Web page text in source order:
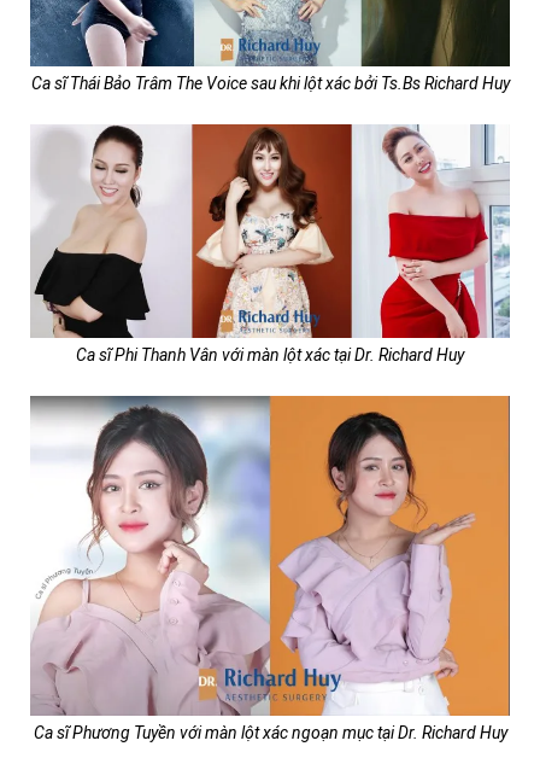
Ca sĩ Thái Bảo Trâm The Voice sau khi lột xác bởi Ts.Bs Richard Huy
Ca sĩ Phi Thanh Vân với màn lột xác tại Dr. Richard Huy
Ca sĩ Phương Tuyền với màn lột xác ngoạn mục tại Dr. Richard Huy